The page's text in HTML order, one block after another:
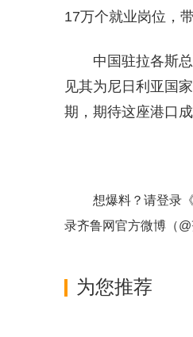
17万个就业岗位，
中国驻拉各斯
见其为尼日利亚国
期，期待这座港口
想爆料？请登录
录齐鲁网官方微博（
为您推荐